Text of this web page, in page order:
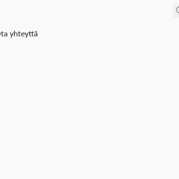
yhteyttä